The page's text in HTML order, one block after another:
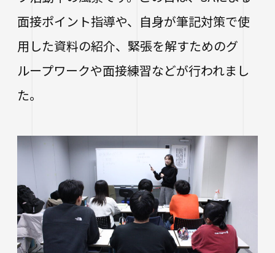
面接ポイント指導や、自身が筆記対策で使
用した資料の紹介、緊張を解すためのグ
ループワークや面接練習などが行われまし
た。